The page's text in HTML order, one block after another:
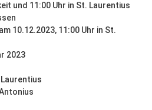
und 11:00 Uhr in St. Laurentius
10.12.2023, 11:00 Uhr in St.
2023